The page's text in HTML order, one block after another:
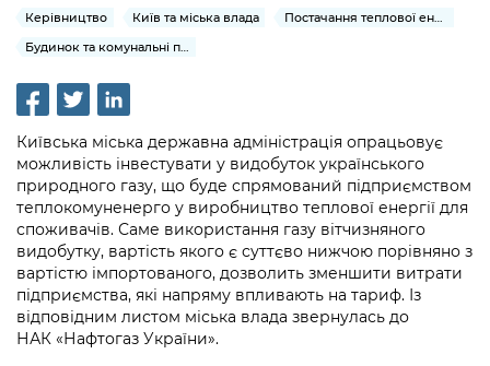
Рішення та розпорядження
Проєкти розпоряджень, що
перебувають на погодженні КМВА
Контактна інформація
Графік роботи та прийому громадян
Вакансії
Статистика
Освіта та навчальні заклади
Навколишнє середовище міста
Містобудування та земельні ділянки
Культура, спорт, дозвілля
Бізнес та ліцензування
Фінанси та бюджет
Безпека та правопорядок
Громадська експертиза
Консультації з громадськістю
Громадська рада
Петиції
Відкритий бюджет
Контактний центр
Допомога учасникам АТО
Інформація з обмеженим доступом
Подати запит онлайн
Проекти нормативно-правових та
інших актів
Нормативна база
Питання і відповіді про публічну
інформацію
Порядок оскарження рішень, дій чи
бездіяльності розпорядників інформації
Медіагалерея
КМДА / Subscribe to announcements
from the KCSA
Порядок акредитації медіа /
Accreditation process
Подати журналістський запит /
Submitting a media request
Зйомки в лікарнях в умовах воєнного
стану / Rules for media coverage of
hospitals at work under martial law
Портал Послуг
Керівництво Київ та міська влада
Постачання теплової енергії та гарячої води
Будинок та комунальні послуги
Київська міська державна адміністрація опрацьовує
можливість інвестувати у видобуток українського
природного газу, що буде спрямований підприємством
теплокомуненерго у виробництво теплової енергії для
споживачів. Саме використання газу вітчизняного
видобутку, вартість якого є суттєво нижчою порівняно з
вартістю імпортованого, дозволить зменшити витрати
підприємства, які напряму впливають на тариф. Із
відповідним листом міська влада звернулась до
НАК «Нафтогаз України».